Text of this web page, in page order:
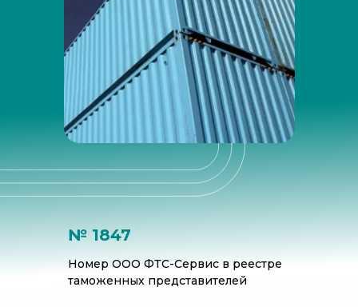
Номер ООО ФТС-Сервис в реестре
таможенных представителей
№ 1847
Наши преимущества для вас: